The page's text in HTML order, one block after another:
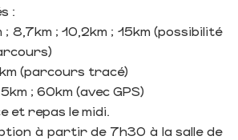
:
8,7km ; 10,2km ; 15km (possibilité
(parcours tracé)
; 60km (avec GPS)
et repas le midi.
à partir de 7h30 à la salle de